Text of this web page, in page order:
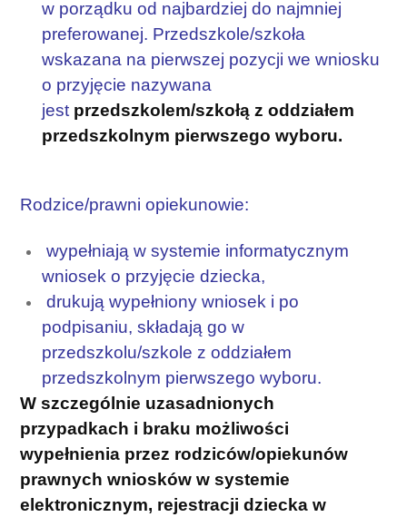
w porządku od najbardziej do najmniej
preferowanej. Przedszkole/szkoła
wskazana na pierwszej pozycji we wniosku
o przyjęcie nazywana
jest przedszkolem/szkołą z oddziałem
przedszkolnym pierwszego wyboru.
Rodzice/prawni opiekunowie:
wypełniają w systemie informatycznym
wniosek o przyjęcie dziecka,
drukują wypełniony wniosek i po
podpisaniu, składają go w
przedszkolu/szkole z oddziałem
przedszkolnym pierwszego wyboru.
W szczególnie uzasadnionych
przypadkach i braku możliwości
wypełnienia przez rodziców/opiekunów
prawnych wniosków w systemie
elektronicznym, rejestracji dziecka w